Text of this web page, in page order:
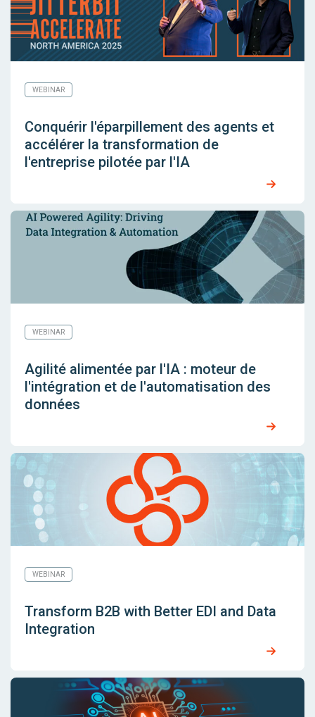
WEBINAR
Conquérir l'éparpillement des agents et
accélérer la transformation de
l'entreprise pilotée par l'IA
WEBINAR
Agilité alimentée par l'IA : moteur de
l'intégration et de l'automatisation des
données
WEBINAR
Transform B2B with Better EDI and Data
Integration